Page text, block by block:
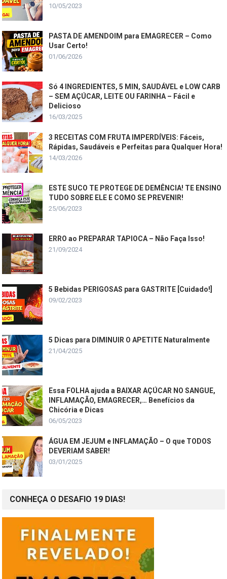
10/05/2023
PASTA DE AMENDOIM para EMAGRECER – Como
Usar Certo!
01/06/2026
Só 4 INGREDIENTES, 5 MIN, SAUDÁVEL e LOW CARB
– SEM AÇÚCAR, LEITE OU FARINHA – Fácil e
Delicioso
16/03/2025
3 RECEITAS COM FRUTA IMPERDÍVEIS: Fáceis,
Rápidas, Saudáveis e Perfeitas para Qualquer Hora!
14/03/2026
ESTE SUCO TE PROTEGE DE DEMÊNCIA! TE ENSINO
TUDO SOBRE ELE E COMO SE PREVENIR!
25/06/2023
ERRO ao PREPARAR TAPIOCA – Não Faça Isso!
21/09/2024
5 Bebidas PERIGOSAS para GASTRITE [Cuidado!]
09/02/2023
5 Dicas para DIMINUIR O APETITE Naturalmente
21/04/2025
Essa FOLHA ajuda a BAIXAR AÇÚCAR NO SANGUE,
INFLAMAÇÃO, EMAGRECER,… Benefícios da
Chicória e Dicas
06/05/2023
ÁGUA EM JEJUM e INFLAMAÇÃO – O que TODOS
DEVERIAM SABER!
03/01/2025
CONHEÇA O DESAFIO 19 DIAS!